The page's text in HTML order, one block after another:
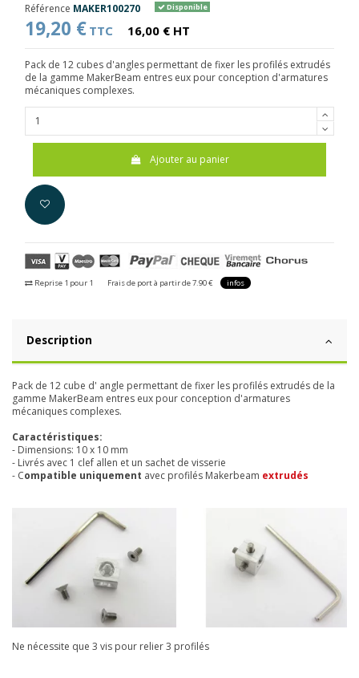
Référence MAKER100270 Disponible
19,20 € TTC 16,00 € HT
Pack de 12 cubes d'angles permettant de fixer les profilés extrudés
de la gamme MakerBeam entres eux pour conception d'armatures
mécaniques complexes.
Ajouter au panier
Reprise 1 pour 1 Frais de port à partir de 7.90 € infos
Description
Pack de 12 cube d' angle permettant de fixer les profilés extrudés de la
gamme MakerBeam entres eux pour conception d'armatures
mécaniques complexes.
Caractéristiques:
- Dimensions: 10 x 10 mm
- Livrés avec 1 clef allen et un sachet de visserie
- Compatible uniquement avec profilés Makerbeam extrudés
Ne nécessite que 3 vis pour relier 3 profilés